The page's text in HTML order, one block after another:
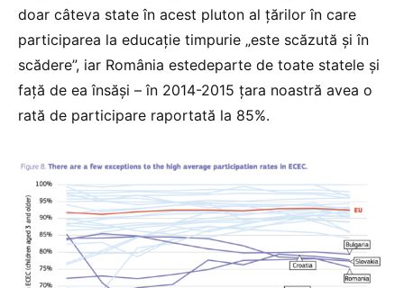
doar câteva state în acest pluton al țărilor în care
participarea la educație timpurie „este scăzută și în
scădere”, iar România estedeparte de toate statele și
față de ea însăși – în 2014-2015 țara noastră avea o
rată de participare raportată la 85%.